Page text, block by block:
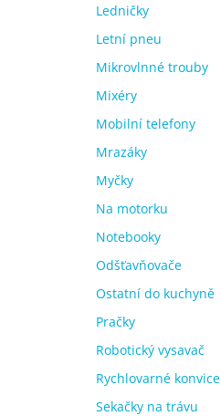
Ledničky
Letní pneu
Mikrovlnné trouby
Mixéry
Mobilní telefony
Mrazáky
Myčky
Na motorku
Notebooky
Odšťavňovače
Ostatní do kuchyně
Pračky
Robotický vysavač
Rychlovarné konvice
Sekačky na trávu